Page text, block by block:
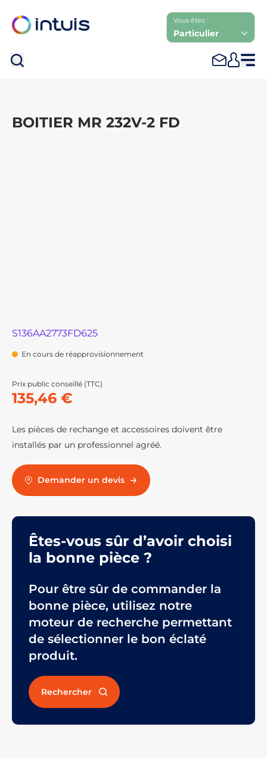
Vous êtes :
Particulier
BOITIER MR 232V-2 FD
S136AA2773FD625
En cours de réapprovisionnement
Prix public conseillé (TTC)
135,46 €
Les pièces de rechange et accessoires doivent être
installés par un professionnel agréé.
Demander un devis
Êtes-vous sûr d’avoir choisi
la bonne pièce ?
Pour être sûr de commander la
bonne pièce, utilisez notre
moteur de recherche permettant
de sélectionner le bon éclaté
produit.
Rechercher